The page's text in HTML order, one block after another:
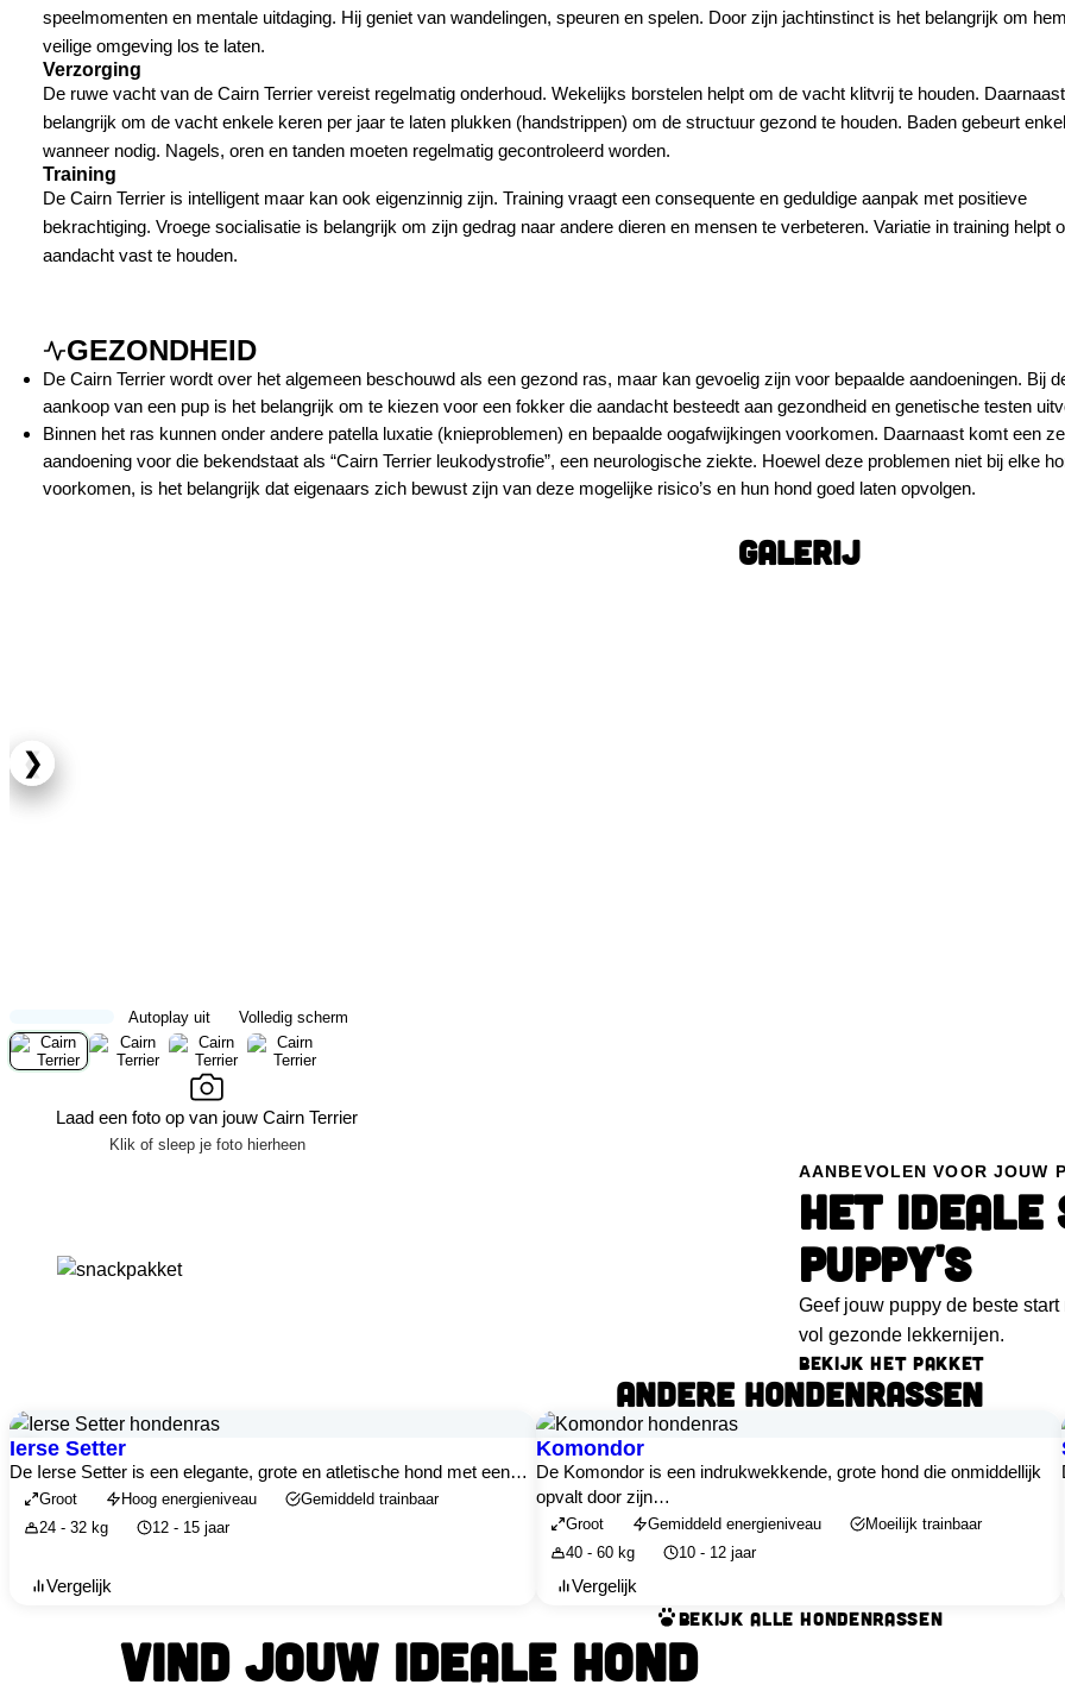
speelmomenten en mentale uitdaging. Hij geniet van wandelingen, speuren en spelen. Door zijn jachtinstinct is het belangrijk om
veilige omgeving los te laten.
Verzorging
De ruwe vacht van de Cairn Terrier vereist regelmatig onderhoud. Wekelijks borstelen helpt om de vacht klitvrij te houden.
belangrijk om de vacht enkele keren per jaar te laten plukken (handstrippen) om de structuur gezond te houden. Baden gebeurt enkel
wanneer nodig. Nagels, oren en tanden moeten regelmatig gecontroleerd worden.
Training
De Cairn Terrier is intelligent maar kan ook eigenzinnig zijn. Training vraagt een consequente en geduldige aanpak met positieve
bekrachtiging. Vroege socialisatie is belangrijk om zijn gedrag naar andere dieren en mensen te verbeteren. Variatie in training helpt
aandacht vast te houden.
GEZONDHEID
De Cairn Terrier wordt over het algemeen beschouwd als een gezond ras, maar kan gevoelig zijn voor bepaalde aandoeningen. Bij
aankoop van een pup is het belangrijk om te kiezen voor een fokker die aandacht besteedt aan gezondheid en genetische testen
Binnen het ras kunnen onder andere patella luxatie (knieproblemen) en bepaalde oogafwijkingen voorkomen. Daarnaast komt een
aandoening voor die bekendstaat als “Cairn Terrier leukodystrofie”, een neurologische ziekte. Hoewel deze problemen niet bij elke
voorkomen, is het belangrijk dat eigenaars zich bewust zijn van deze mogelijke risico’s en hun hond goed laten opvolgen.
GALERIJ
❮
❯
Autoplay uit Volledig scherm
Laad een foto op van jouw Cairn Terrier
Klik of sleep je foto hierheen
AANBEVOLEN VOOR JOUW
HET IDEALE
PUPPY'S
Geef jouw puppy de beste
vol gezonde lekkernijen.
BEKIJK HET PAKKET
ANDERE HONDENRASSEN
Ierse Setter
De Ierse Setter is een elegante, grote en atletische hond met een…
Groot Hoog energieniveau
Gemiddeld trainbaar
24 - 32 kg
12 - 15 jaar
Vergelijk
Komondor
De Komondor is een indrukwekkende, grote hond die onmiddellijk
opvalt door zijn…
Groot Gemiddeld energieniveau
Moeilijk trainbaar
40 - 60 kg
10 - 12 jaar
Vergelijk
BEKIJK ALLE HONDENRASSEN
VIND JOUW IDEALE HOND